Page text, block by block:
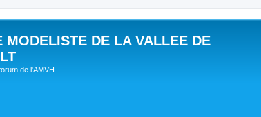
MODELISTE DE LA VALLEE DE
de l'AMVH